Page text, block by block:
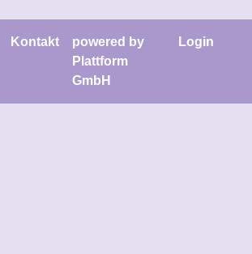
Kontakt
powered by
Plattform
GmbH
Login